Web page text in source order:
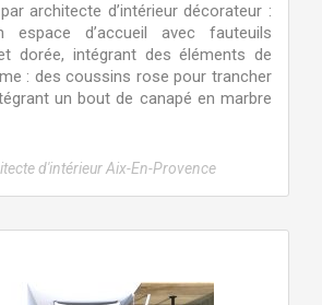
architecte d’intérieur décorateur :
espace d’accueil avec fauteuils
dorée, intégrant des éléments de
: des coussins rose pour trancher
un bout de canapé en marbre
d'intérieur Aix-En-Provence